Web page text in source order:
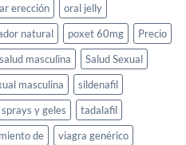
erección
oral jelly
natural poxet 60mg
Precio
salud masculina
Salud Sexual
masculina
sildenafil
sprays y geles
tadalafil
de viagra genérico